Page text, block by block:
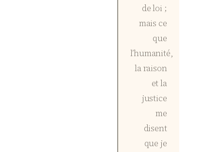
de loi ;
mais ce
que
l’humanité,
la raison
et la
justice
me
disent
que je